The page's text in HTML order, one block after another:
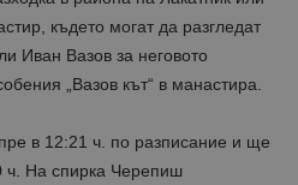
където могат да разгледат
Иван Вазов за неговото
„Вазов кът“ в манастира.
в 12:21 ч. по разписание и ще
ч. На спирка Черепиш